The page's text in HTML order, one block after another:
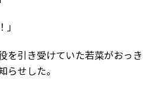
を引き受けていた若菜がおっき
らせした。